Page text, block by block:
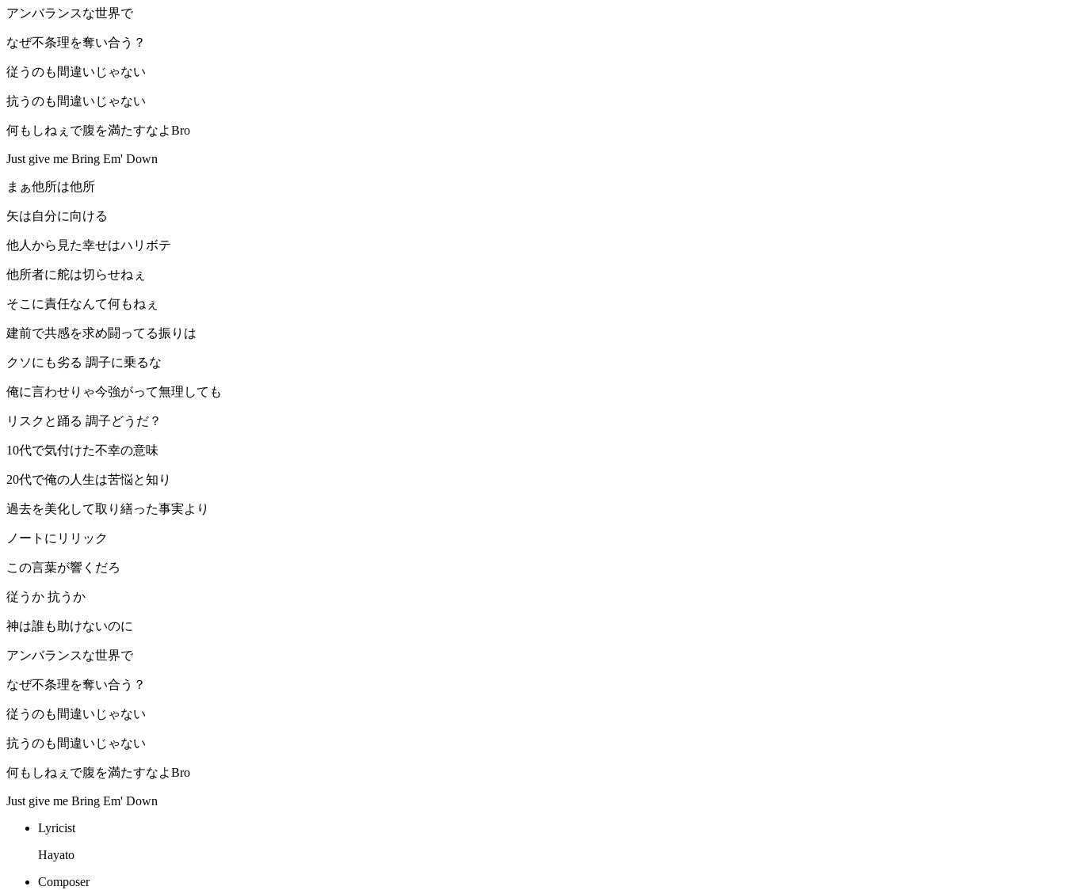
アンバランスな世界で
なぜ不条理を奪い合う？
従うのも間違いじゃない
抗うのも間違いじゃない
何もしねぇで腹を満たすなよBro
Just give me Bring Em' Down
まぁ他所は他所
矢は自分に向ける
他人から見た幸せはハリボテ
他所者に舵は切らせねぇ
そこに責任なんて何もねぇ
建前で共感を求め闘ってる振りは
クソにも劣る 調子に乗るな
俺に言わせりゃ今強がって無理しても
リスクと踊る 調子どうだ？
10代で気付けた不幸の意味
20代で俺の人生は苦悩と知り
過去を美化して取り繕った事実より
ノートにリリック
この言葉が響くだろ
従うか 抗うか
神は誰も助けないのに
アンバランスな世界で
なぜ不条理を奪い合う？
従うのも間違いじゃない
抗うのも間違いじゃない
何もしねぇで腹を満たすなよBro
Just give me Bring Em' Down
Lyricist
Hayato
Composer